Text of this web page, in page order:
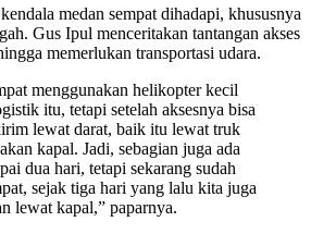
medan sempat dihadapi, khususnya
Gus Ipul menceritakan tantangan akses
memerlukan transportasi udara.
menggunakan helikopter kecil
itu, tetapi setelah aksesnya bisa
lewat darat, baik itu lewat truk
kapal. Jadi, sebagian juga ada
dua hari, tetapi sekarang sudah
sejak tiga hari yang lalu kita juga
lewat kapal,” paparnya.